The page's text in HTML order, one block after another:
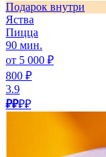
Подарок внутри
Яства
Пицца
90 мин.
от 5 000 ₽
800 ₽
3.9
₽₽₽₽